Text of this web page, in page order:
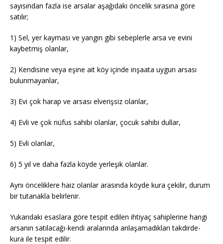
sayısından fazla ise arsalar aşağıdaki öncelik sırasına göre
satılır;
1) Sel, yer kayması ve yangın gibi sebeplerle arsa ve evini
kaybetmiş olanlar,
2) Kendisine veya eşine ait köy içinde inşaata uygun arsası
bulunmayanlar,
3) Evi çok harap ve arsası elverişsiz olanlar,
4) Evli ve çok nüfus sahibi olanlar, çocuk sahibi dullar,
5) Evli olanlar,
6) 5 yıl ve daha fazla köyde yerleşik olanlar.
Aynı önceliklere haiz olanlar arasında köyde kura çekilir, durum
bir tutanakla belirlenir.
Yukarıdaki esaslara göre tespit edilen ihtiyaç sahiplerine hangi
arsanın satılacağı-kendi aralarında anlaşamadıkları takdirde-
kura ile tespit edilir.